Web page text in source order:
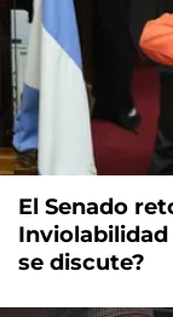
El Senado
Inviolabilidad
se discute?